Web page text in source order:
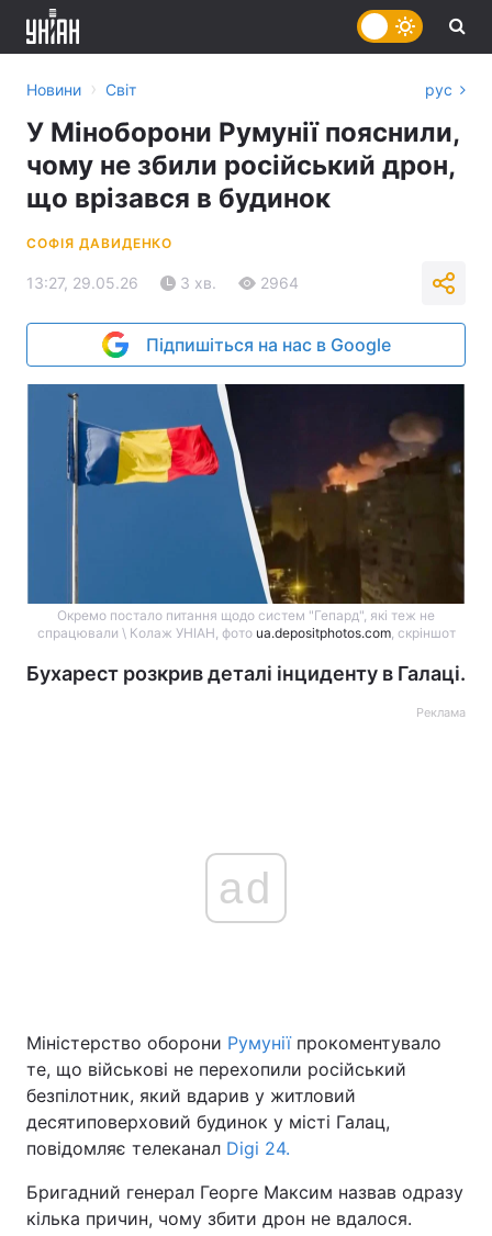
Головна Війна
Україна Політика
Спорт Наука
Новини › Світ рус
У Міноборони Румунії пояснили,
чому не збили російський дрон,
що врізався в будинок
СОФІЯ ДАВИДЕНКО
13:27, 29.05.26 3 хв. 2964
Підпишіться на нас в Google
Окремо постало питання щодо систем "Гепард", які теж не
спрацювали \ Колаж УНІАН, фото ua.depositphotos.com, скріншот
Бухарест розкрив деталі інциденту в Галаці.
Реклама
ad
Міністерство оборони Румуніїпрокоментувало
те, що військові не перехопили російський
безпілотник, який вдарив у житловий
десятиповерховий будинок у місті Галац,
повідомляє телеканал Digi 24.
Бригадний генерал Георге Максим назвав одразу
кілька причин, чому збити дрон не вдалося.